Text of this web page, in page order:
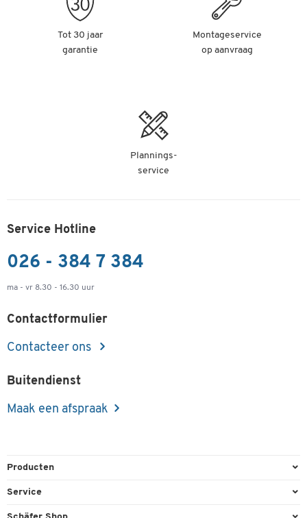
Tot 30 jaar
garantie
Montageservice
op aanvraag
Plannings-
service
Service Hotline
026 - 384 7 384
ma - vr 8.30 - 16.30 uur
Contactformulier
Contacteer ons
Buitendienst
Maak een afspraak
Producten
Kantoorbenodigdheden
Service
Bestelling herroepen